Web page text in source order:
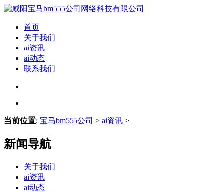
首页
关于我们
ai资讯
ai动态
联系我们
当前位置: 宝马bm555公司 > ai资讯 >
新闻导航
关于我们
ai资讯
ai动态